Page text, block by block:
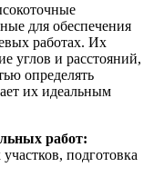
для обеспечения
работах. Их
углов и расстояний,
определять
их идеальным
работ:
подготовка